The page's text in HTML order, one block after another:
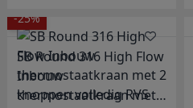
-25%
SB Round 316 High Flow
Inbouw
thermostaatkraan met 2